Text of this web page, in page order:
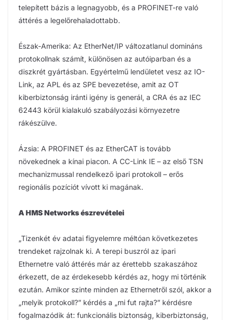
telepített bázis a legnagyobb, és a PROFINET-re való
áttérés a legelőrehaladottabb.
Észak-Amerika: Az EtherNet/IP változatlanul domináns
protokollnak számít, különösen az autóiparban és a
diszkrét gyártásban. Egyértelmű lendületet vesz az IO-
Link, az APL és az SPE bevezetése, amit az OT
kiberbiztonság iránti igény is generál, a CRA és az IEC
62443 körül kialakuló szabályozási környezetre
rákészülve.
Ázsia: A PROFINET és az EtherCAT is tovább
növekednek a kínai piacon. A CC-Link IE – az első TSN
mechanizmussal rendelkező ipari protokoll – erős
regionális pozíciót vívott ki magának.
A HMS Networks észrevételei
„Tizenkét év adatai figyelemre méltóan következetes
trendeket rajzolnak ki. A terepi buszról az ipari
Ethernetre való áttérés már az érettebb szakaszához
érkezett, de az érdekesebb kérdés az, hogy mi történik
ezután. Amikor szinte minden az Ethernetről szól, akkor a
„melyik protokoll?” kérdés a „mi fut rajta?” kérdésre
fogalmazódik át: funkcionális biztonság, kiberbiztonság,